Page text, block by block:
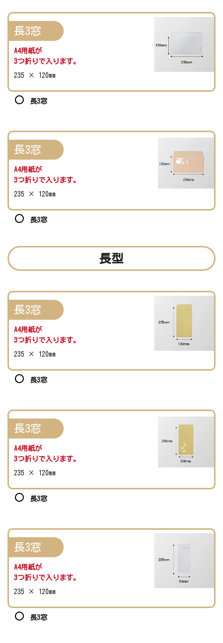
長3窓
A4用紙が
3つ折りで入ります。
235 × 120mm
長3窓
長3窓
A4用紙が
3つ折りで入ります。
235 × 120mm
長3窓
長型
長3窓
A4用紙が
3つ折りで入ります。
235 × 120mm
長3窓
長3窓
A4用紙が
3つ折りで入ります。
235 × 120mm
長3窓
長3窓
A4用紙が
3つ折りで入ります。
235 × 120mm
長3窓